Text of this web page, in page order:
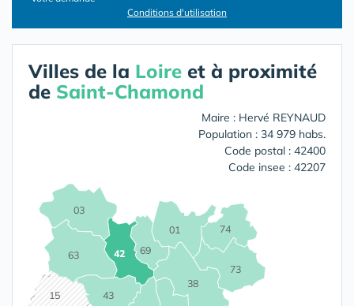
Conditions d'utilisation
Villes de la Loire et à proximité
de Saint-Chamond
Maire : Hervé REYNAUD
Population : 34 979 habs.
Code postal : 42400
Code insee : 42207
01
03
15
38
42
43
63
69
73
74